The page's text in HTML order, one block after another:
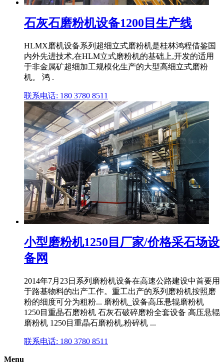
石灰石磨粉机设备1200目生产线
HLMX磨机设备系列超细立式磨粉机是桂林鸿程借鉴国
内外先进技术,在HLM立式磨粉机的基础上,开发的适用
于非金属矿超细加工规模化生产的大型高细立式磨粉
机。 鸿 .
联系电话: 180 3780 8511
小型磨粉机1250目厂家/价格采石场设
备网
2014年7月23日系列磨粉机设备在高速公路建设中首要用
于路基物料的出产工作。重工出产的系列磨粉机按照磨
粉的细度可分为粗粉... 磨粉机_设备高压悬辊磨粉机
1250目重晶石磨粉机 石灰石破碎磨粉全套设备 高压悬辊
磨粉机 1250目重晶石磨粉机,粉碎机 ...
联系电话: 180 3780 8511
Menu